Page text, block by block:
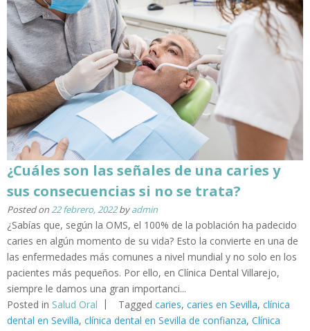
¿Cuáles son las señales de una caries y
sus consecuencias si no se trata?
Posted on22 febrero, 2022byadmin
¿Sabías que, según la OMS, el 100% de la población ha padecido
caries en algún momento de su vida? Esto la convierte en una de
las enfermedades más comunes a nivel mundial y no solo en los
pacientes más pequeños. Por ello, en Clínica Dental Villarejo,
siempre le damos una gran importanci...
Posted in Salud Oral Tagged caries, caries en Sevilla, clínica
dental en Sevilla, clínica dental en Sevilla de confianza, Clínica